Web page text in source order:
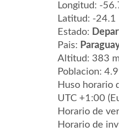
Longitud: -
Latitud: -24.1
Estado:
Pais:
Altitud: 383
Poblacion:
Huso horario
UTC +1:00
Horario de
Horario de